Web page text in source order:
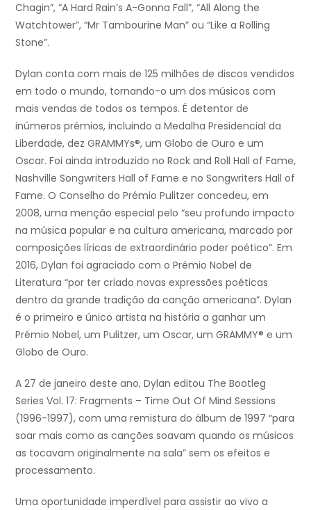
Chagin”, “A Hard Rain’s A-Gonna Fall”, “All Along the
Watchtower”, “Mr Tambourine Man” ou “Like a Rolling
Stone”.
Dylan conta com mais de 125 milhões de discos vendidos
em todo o mundo, tornando-o um dos músicos com
mais vendas de todos os tempos. É detentor de
inúmeros prémios, incluindo a Medalha Presidencial da
Liberdade, dez GRAMMYs®, um Globo de Ouro e um
Oscar. Foi ainda introduzido no Rock and Roll Hall of Fame,
Nashville Songwriters Hall of Fame e no Songwriters Hall of
Fame. O Conselho do Prémio Pulitzer concedeu, em
2008, uma menção especial pelo “seu profundo impacto
na música popular e na cultura americana, marcado por
composições líricas de extraordinário poder poético”. Em
2016, Dylan foi agraciado com o Prémio Nobel de
Literatura “por ter criado novas expressões poéticas
dentro da grande tradição da canção americana”. Dylan
é o primeiro e único artista na história a ganhar um
Prémio Nobel, um Pulitzer, um Oscar, um GRAMMY® e um
Globo de Ouro.
A 27 de janeiro deste ano, Dylan editou The Bootleg
Series Vol. 17: Fragments – Time Out Of Mind Sessions
(1996-1997), com uma remistura do álbum de 1997 “para
soar mais como as canções soavam quando os músicos
as tocavam originalmente na sala” sem os efeitos e
processamento.
Uma oportunidade imperdível para assistir ao vivo a